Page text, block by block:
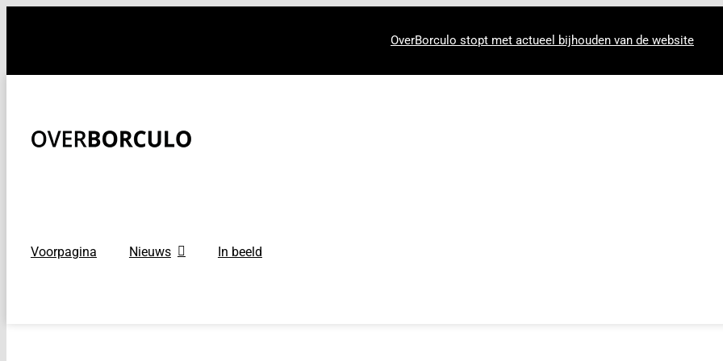
OverBorculo stopt met actueel bijhouden van de website
Voorpagina Nieuws In beeld